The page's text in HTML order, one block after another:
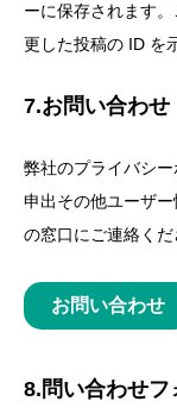
ーに保存されます
更した投稿の ID を
7.お問い合わせ
弊社のプライバシ
申出その他ユーザ
の窓口にご連絡くだ
お問い合わせ
8.問い合わせフ